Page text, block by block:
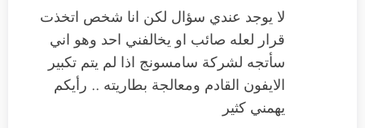
لا يوجد عندي سؤال لكن انا شخص اتخذت
قرار لعله صائب او يخالفني احد وهو اني
سأتجه لشركة سامسونج اذا لم يتم تكبير
الايفون القادم ومعالجة بطاريته .. رأيكم
يهمني كثير